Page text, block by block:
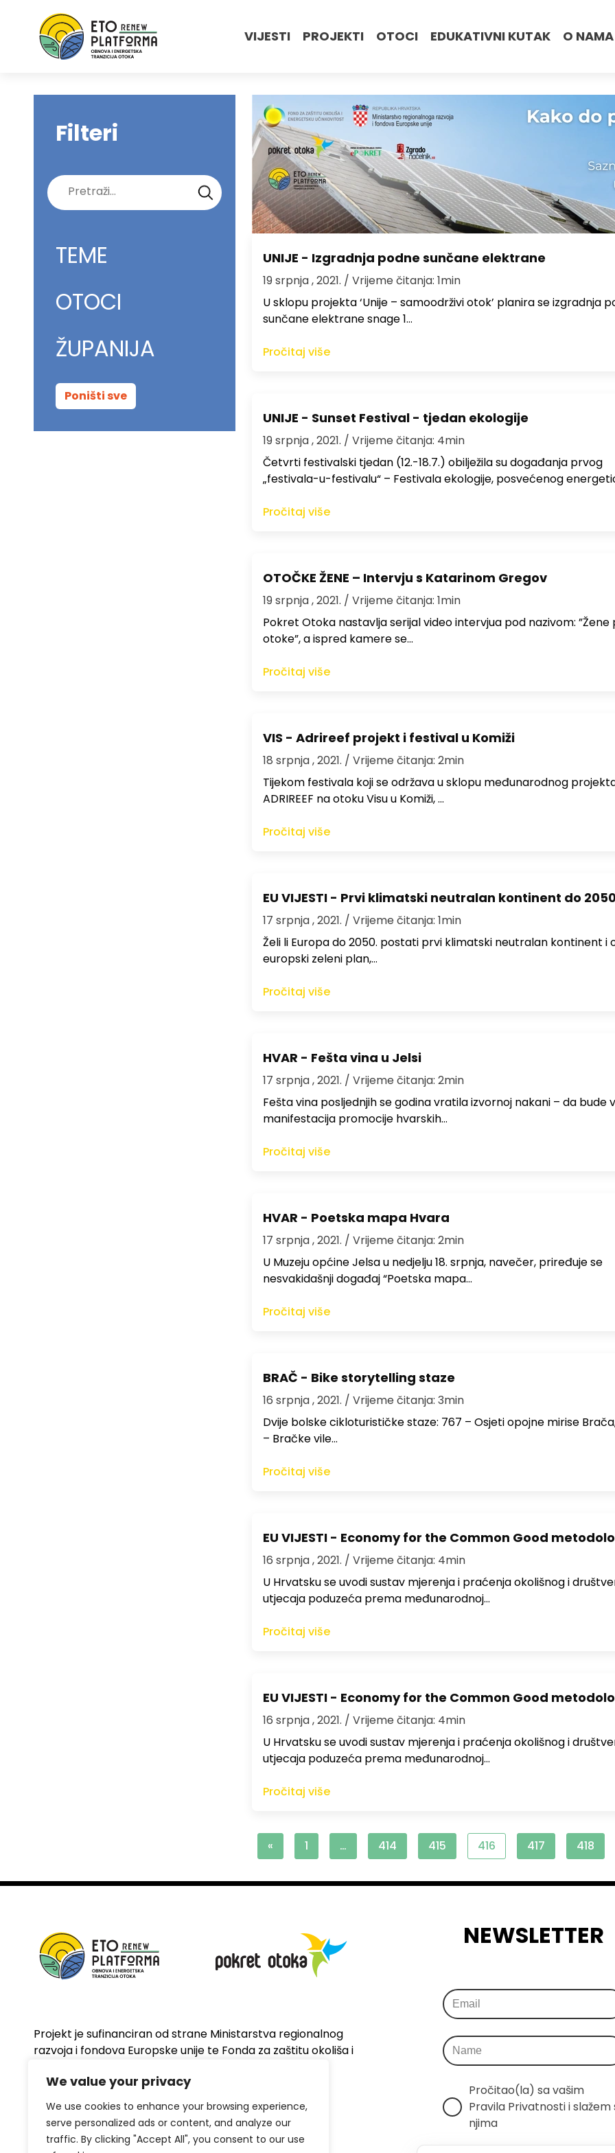
We value your privacy
We use cookies to enhance your browsing experience,
serve personalized ads or content, and analyze our
traffic. By clicking "Accept All", you consent to our use
VIJESTI PROJEKTI OTOCI EDUKATIVNI KUTAK O NAMA
Filteri
Pretraži:
TEME
OTOCI
ŽUPANIJA
Poništi sve
UNIJE - Izgradnja podne sunčane elektrane
19 srpnja , 2021. / Vrijeme čitanja: 1min
U sklopu projekta ‘Unije – samoodrživi otok’ planira se izgradnja
sunčane elektrane snage 1…
Pročitaj više
UNIJE - Sunset Festival - tjedan ekologije
19 srpnja , 2021. / Vrijeme čitanja: 4min
Četvrti festivalski tjedan (12.-18.7.) obilježila su događanja prvog
„festivala-u-festivalu“ – Festivala ekologije, posvećenog
Pročitaj više
OTOČKE ŽENE – Intervju s Katarinom Gregov
19 srpnja , 2021. / Vrijeme čitanja: 1min
Pokret Otoka nastavlja serijal video intervjua pod nazivom: ”Žene
otoke”, a ispred kamere se…
Pročitaj više
VIS - Adrireef projekt i festival u Komiži
18 srpnja , 2021. / Vrijeme čitanja: 2min
Tijekom festivala koji se održava u sklopu međunarodnog
ADRIREEF na otoku Visu u Komiži, …
Pročitaj više
EU VIJESTI - Prvi klimatski neutralan kontinent do
17 srpnja , 2021. / Vrijeme čitanja: 1min
Želi li Europa do 2050. postati prvi klimatski neutralan kontinent i
europski zeleni plan,…
Pročitaj više
HVAR - Fešta vina u Jelsi
17 srpnja , 2021. / Vrijeme čitanja: 2min
Fešta vina posljednjih se godina vratila izvornoj nakani – da bude
manifestacija promocije hvarskih…
Pročitaj više
HVAR - Poetska mapa Hvara
17 srpnja , 2021. / Vrijeme čitanja: 2min
U Muzeju općine Jelsa u nedjelju 18. srpnja, navečer, priređuje se
nesvakidašnji događaj “Poetska mapa…
Pročitaj više
BRAČ - Bike storytelling staze
16 srpnja , 2021. / Vrijeme čitanja: 3min
Dvije bolske cikloturističke staze: 767 – Osjeti opojne mirise
– Bračke vile…
Pročitaj više
EU VIJESTI - Economy for the Common Good
16 srpnja , 2021. / Vrijeme čitanja: 4min
U Hrvatsku se uvodi sustav mjerenja i praćenja okolišnog i
utjecaja poduzeća prema međunarodnoj…
Pročitaj više
EU VIJESTI - Economy for the Common Good
16 srpnja , 2021. / Vrijeme čitanja: 4min
U Hrvatsku se uvodi sustav mjerenja i praćenja okolišnog i
utjecaja poduzeća prema međunarodnoj…
Pročitaj više
« 1 … 414 415 416 417 418
Projekt je sufinanciran od strane Ministarstva regionalnog
razvoja i fondova Europske unije te Fonda za zaštitu okoliša i
NEWSLETTER
Pročitao(la) sa vašim
Pravila Privatnosti i slažem
njima